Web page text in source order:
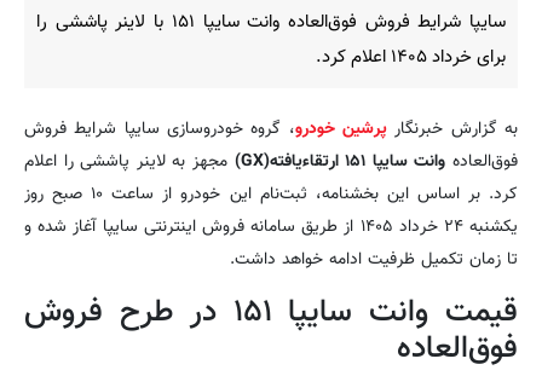
سایپا شرایط فروش فوق‌العاده وانت سایپا ۱۵۱ با لاینر پاششی را
برای خرداد ۱۴۰۵ اعلام کرد.
به گزارش خبرنگار پرشین خودرو، گروه خودروسازی سایپا شرایط فروش
فوق‌العاده وانت سایپا ۱۵۱ ارتقاءیافته(GX)
مجهز به لاینر پاششی را اعلام
کرد. بر اساس این بخشنامه، ثبت‌نام این خودرو از ساعت ۱۰ صبح روز
یکشنبه ۲۴ خرداد ۱۴۰۵ از طریق سامانه فروش اینترنتی سایپا آغاز شده و
تا زمان تکمیل ظرفیت ادامه خواهد داشت.
قیمت وانت سایپا ۱۵۱ در طرح فروش
فوق‌العاده